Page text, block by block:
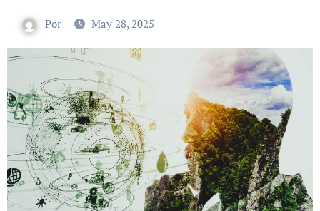
Por May 28, 2025